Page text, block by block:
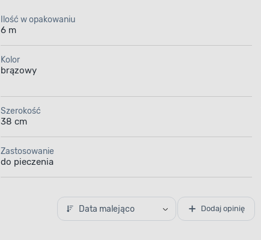
Ilość w opakowaniu
6 m
Kolor
brązowy
Szerokość
38 cm
Zastosowanie
do pieczenia
Data malejąco Dodaj opinię